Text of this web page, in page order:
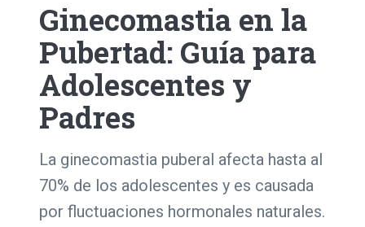
Ginecomastia en la
Pubertad: Guía para
Adolescentes y
Padres
La ginecomastia puberal afecta hasta al
70% de los adolescentes y es causada
por fluctuaciones hormonales naturales.